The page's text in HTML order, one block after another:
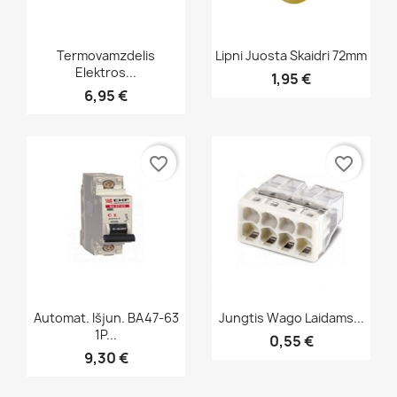
Greita peržiūra
Termovamzdelis
Elektros...
6,95 €
 Greita peržiūra
Lipni Juosta Skaidri 72mm
1,95 €
Greita peržiūra
Automat. Išjun. BA47-63
1P...
9,30 €
favorite_border
Greita peržiūra
Jungtis Wago Laidams...
0,55 €
favorite_border